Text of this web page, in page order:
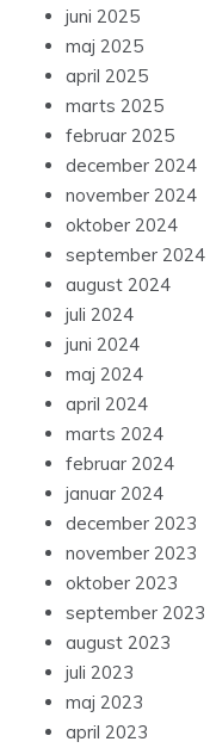
juni 2025
maj 2025
april 2025
marts 2025
februar 2025
december 2024
november 2024
oktober 2024
september 2024
august 2024
juli 2024
juni 2024
maj 2024
april 2024
marts 2024
februar 2024
januar 2024
december 2023
november 2023
oktober 2023
september 2023
august 2023
juli 2023
maj 2023
april 2023